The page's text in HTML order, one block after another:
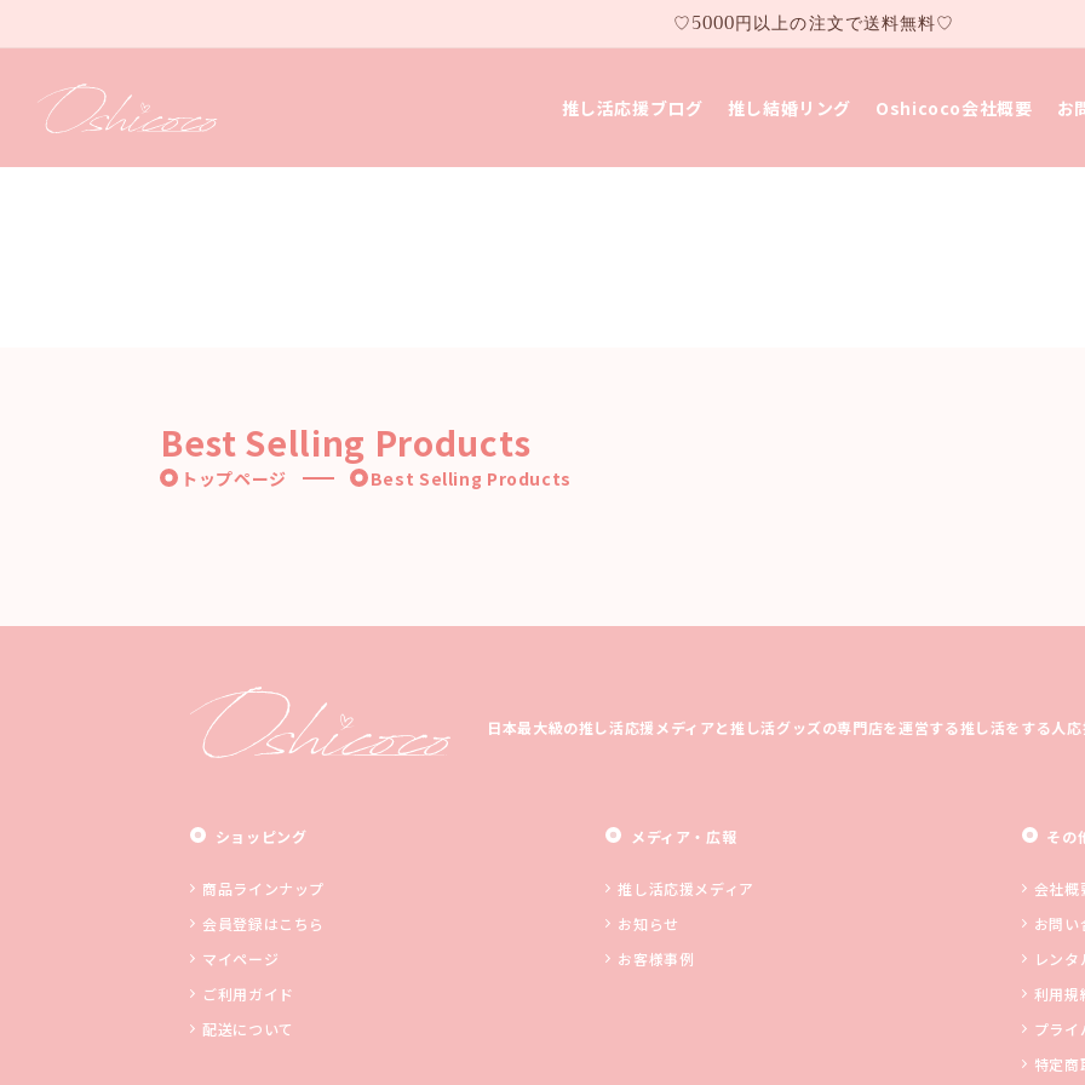
進む
♡5000円以上の注文で送料無料♡
推し活応援ブログ 推し結婚リング Oshicoco会社概要 お
Best Selling Products
トップページ Best Selling Products
日本最大級の推し活応援メディアと推し活グッズの専門店を運営する推し活をする人応
ショッピング
商品ラインナップ
会員登録はこちら
マイページ
ご利用ガイド
配送について
メディア・広報
推し活応援メディア
お知らせ
お客様事例
その
会社概
お問い
レン
利用規
プライ
特定商